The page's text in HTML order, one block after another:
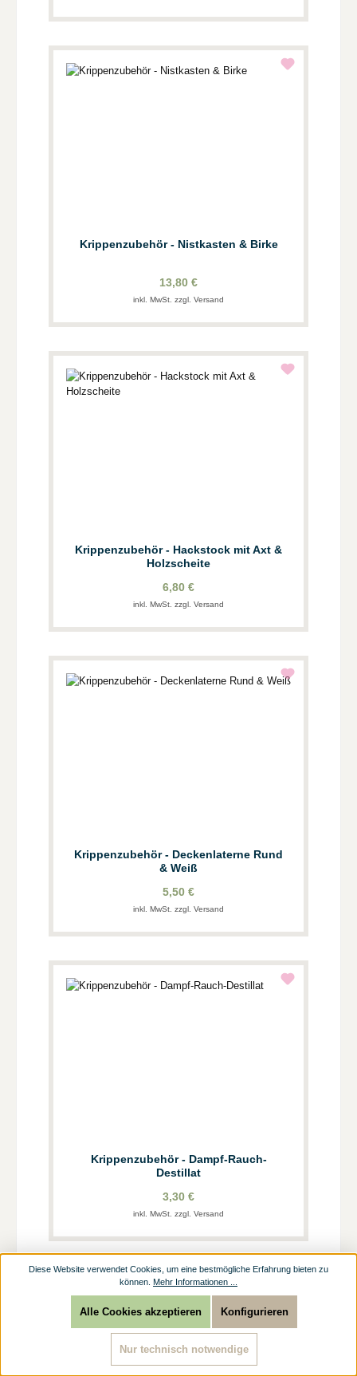
Krippenzubehör - Nistkasten & Birke
13,80 €
inkl. MwSt. zzgl. Versand
Krippenzubehör - Hackstock mit Axt &
Holzscheite
6,80 €
inkl. MwSt. zzgl. Versand
Krippenzubehör - Deckenlaterne Rund
& Weiß
5,50 €
inkl. MwSt. zzgl. Versand
Krippenzubehör - Dampf-Rauch-
Destillat
3,30 €
inkl. MwSt. zzgl. Versand
Diese Website verwendet Cookies, um eine bestmögliche Erfahrung bieten zu
können. Mehr Informationen ...
Nur technisch notwendige
Konfigurieren
Alle Cookies akzeptieren